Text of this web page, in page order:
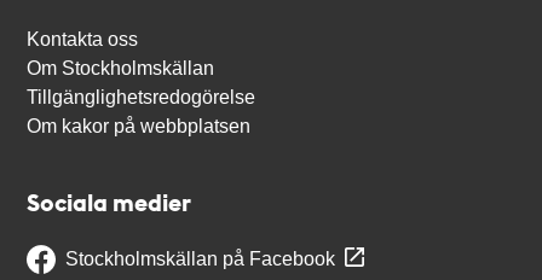
Kontakta oss
Om Stockholmskällan
Tillgänglighetsredogörelse
Om kakor på webbplatsen
Sociala medier
Stockholmskällan på Facebook